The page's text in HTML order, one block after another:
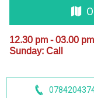
12.30 pm - 03.00
Sunday: Call